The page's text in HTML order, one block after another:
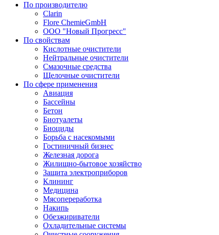
По производителю
Clarin
Flore ChemieGmbH
ООО "Новый Прогресс"
По свойствам
Кислотные очистители
Нейтральные очистители
Смазочные средства
Щелочные очистители
По сфере применения
Авиация
Бассейны
Бетон
Биотуалеты
Биоциды
Борьба с насекомыми
Гостиничный бизнес
Железная дорога
Жилищно-бытовое хозяйство
Защита электроприборов
Клининг
Медицина
Мясопереработка
Накипь
Обезжириватели
Охладительные системы